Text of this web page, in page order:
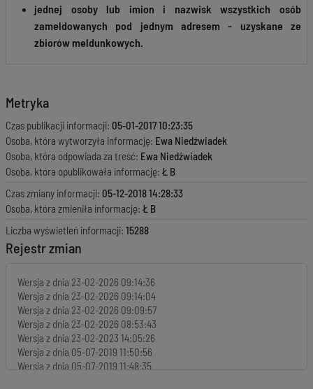
jednej osoby lub imion i nazwisk wszystkich osób
zameldowanych pod jednym adresem - uzyskane ze
zbiorów meldunkowych.
Metryka
Czas publikacji informacji: 05-01-2017 10:23:35
Osoba, która wytworzyła informację: Ewa Niedźwiadek
Osoba, która odpowiada za treść: Ewa Niedźwiadek
Osoba, która opublikowała informację: Ł B
Czas zmiany informacji: 05-12-2018 14:28:33
Osoba, która zmieniła informację: Ł B
Liczba wyświetleń informacji: 15288
Rejestr zmian
Wersja z dnia 23-02-2026 09:14:36
Wersja z dnia 23-02-2026 09:14:04
Wersja z dnia 23-02-2026 09:09:57
Wersja z dnia 23-02-2026 08:53:43
Wersja z dnia 23-02-2023 14:05:26
Wersja z dnia 05-07-2019 11:50:56
Wersja z dnia 05-07-2019 11:48:35